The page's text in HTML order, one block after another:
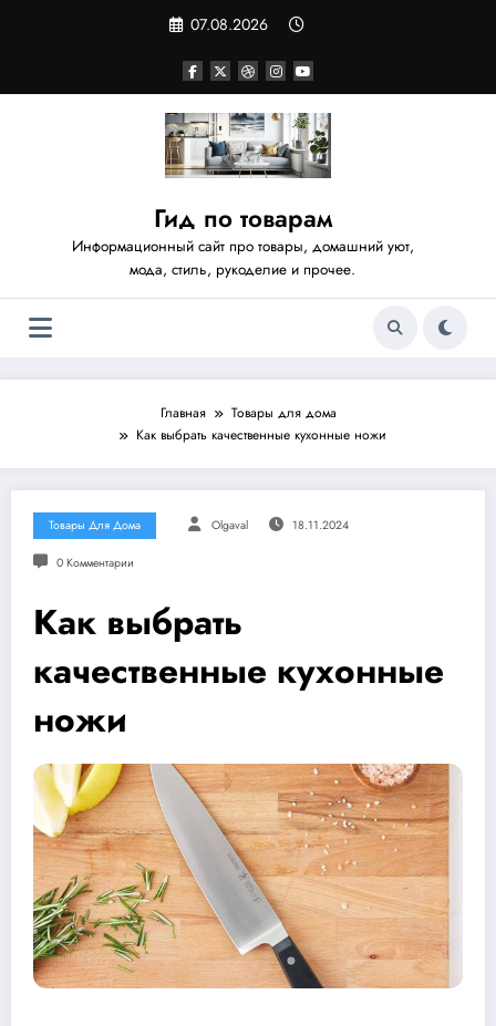
07.08.2026
Гид по товарам
Информационный сайт про товары, домашний уют,
мода, стиль, рукоделие и прочее.
Главная
Товары для дома
Как выбрать качественные кухонные ножи
Товары Для Дома Olgaval 18.11.2024
0 Комментарии
Как выбрать
качественные кухонные
ножи